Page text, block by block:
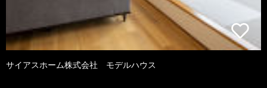
サイアスホーム株式会社 モデルハウス